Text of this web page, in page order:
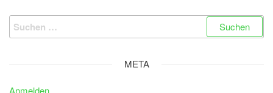
Suchen
nach:
META
Anmelden